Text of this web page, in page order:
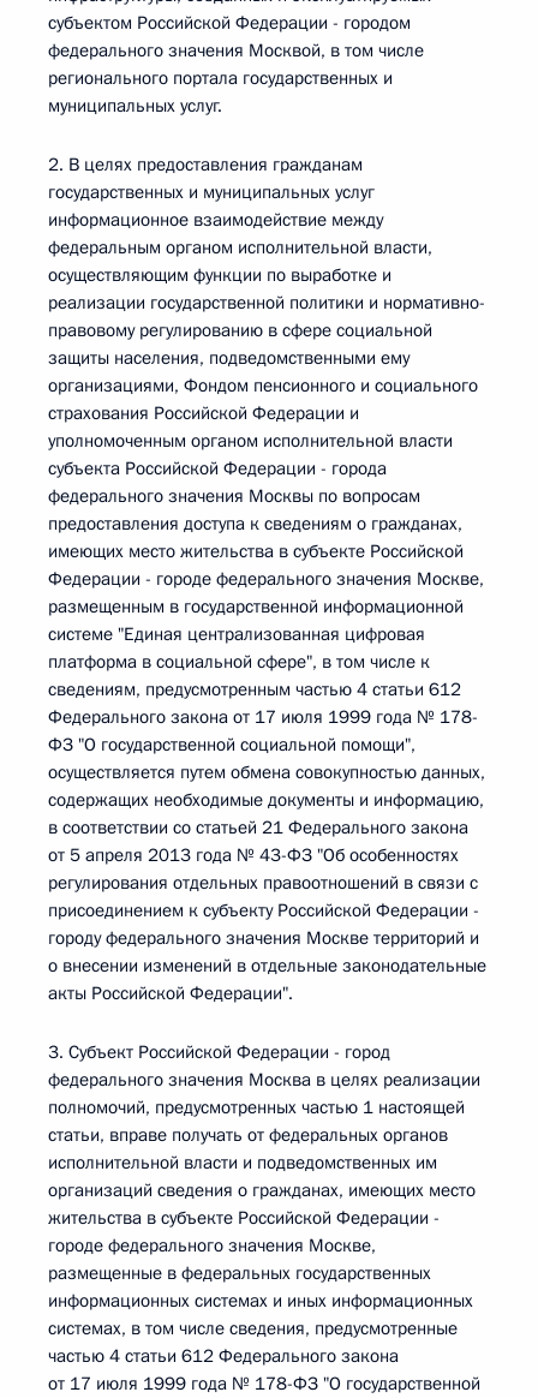
субъектом Российской Федерации - городом
федерального значения Москвой, в том числе
регионального портала государственных и
муниципальных услуг.
2. В целях предоставления гражданам
государственных и муниципальных услуг
информационное взаимодействие между
федеральным органом исполнительной власти,
осуществляющим функции по выработке и
реализации государственной политики и нормативно-
правовому регулированию в сфере социальной
защиты населения, подведомственными ему
организациями, Фондом пенсионного и социального
страхования Российской Федерации и
уполномоченным органом исполнительной власти
субъекта Российской Федерации - города
федерального значения Москвы по вопросам
предоставления доступа к сведениям о гражданах,
имеющих место жительства в субъекте Российской
Федерации - городе федерального значения Москве,
размещенным в государственной информационной
системе "Единая централизованная цифровая
платформа в социальной сфере", в том числе к
сведениям, предусмотренным частью 4 статьи 612
Федерального закона от 17 июля 1999 года № 178-
ФЗ "О государственной социальной помощи",
осуществляется путем обмена совокупностью данных,
содержащих необходимые документы и информацию,
в соответствии со статьей 21 Федерального закона
от 5 апреля 2013 года № 43-ФЗ "Об особенностях
регулирования отдельных правоотношений в связи с
присоединением к субъекту Российской Федерации -
городу федерального значения Москве территорий и
о внесении изменений в отдельные законодательные
акты Российской Федерации".
3. Субъект Российской Федерации - город
федерального значения Москва в целях реализации
полномочий, предусмотренных частью 1 настоящей
статьи, вправе получать от федеральных органов
исполнительной власти и подведомственных им
организаций сведения о гражданах, имеющих место
жительства в субъекте Российской Федерации -
городе федерального значения Москве,
размещенные в федеральных государственных
информационных системах и иных информационных
системах, в том числе сведения, предусмотренные
частью 4 статьи 612 Федерального закона
от 17 июля 1999 года № 178-ФЗ "О государственной